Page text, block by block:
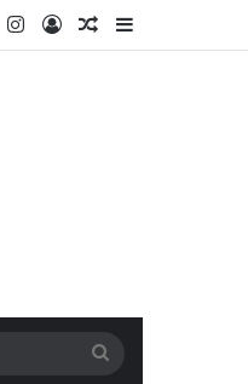
YouTubeInstagramKayıt OlRastgele Makale